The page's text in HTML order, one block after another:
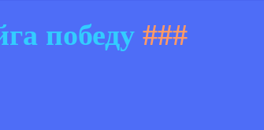
победу###